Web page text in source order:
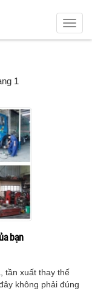
1
bạn
tần xuất thay thế
không phải đúng